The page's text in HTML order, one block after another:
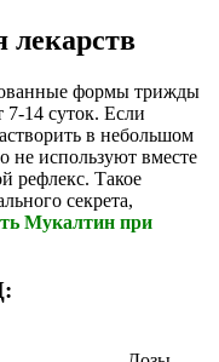
лекарств
формы трижды
7-14 суток. Если
в небольшом
не используют вместе
рефлекс. Такое
секрета,
Мукалтин при